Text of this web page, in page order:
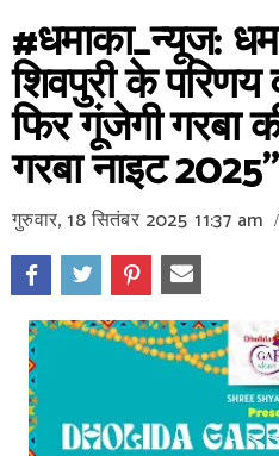
#धमाका_न्यूज:
शिवपुरी के परिणय
फिर गूंजेगी गरबा
गरबा नाइट
गुरुवार, 18 सितंबर 2025 11:37 am /